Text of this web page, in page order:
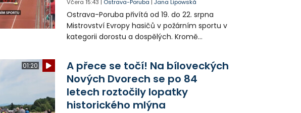
Včera 15:43 Ostrava-Poruba |Jana Lipowská
Ostrava-Poruba přivítá od 19. do 22. srpna
Mistrovství Evropy hasičů v požárním sportu v
kategorii dorostu a dospělých. Kromě
01:20
A přece se točí! Na bíloveckých
Nových Dvorech se po 84
letech roztočily lopatky
historického mlýna